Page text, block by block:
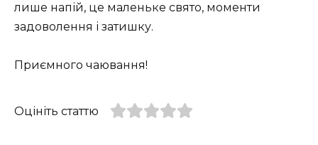
лише напій, це маленьке свято, моменти
задоволення і затишку.
Приємного чаювання!
Оцініть статтю